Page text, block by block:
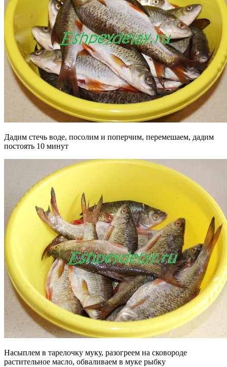
Дадим стечь воде, посолим и поперчим, перемешаем, дадим
постоять 10 минут
Насыплем в тарелочку муку, разогреем на сковороде
растительное масло, обваливаем в муке рыбку